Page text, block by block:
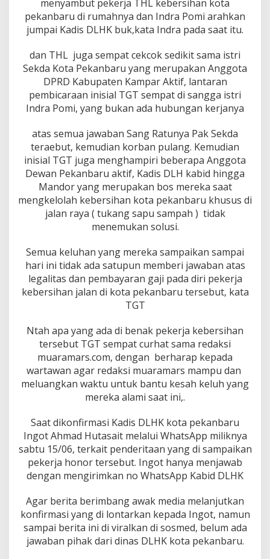
menyambut pekerja THL kebersihan kota
pekanbaru di rumahnya dan Indra Pomi arahkan
jumpai Kadis DLHK buk,kata Indra pada saat itu.
dan THL juga sempat cekcok sedikit sama istri
Sekda Kota Pekanbaru yang merupakan Anggota
DPRD Kabupaten Kampar Aktif, lantaran
pembicaraan inisial TGT sempat di sangga istri
Indra Pomi, yang bukan ada hubungan kerjanya
atas semua jawaban Sang Ratunya Pak Sekda
teraebut, kemudian korban pulang. Kemudian
inisial TGT juga menghampiri beberapa Anggota
Dewan Pekanbaru aktif, Kadis DLH kabid hingga
Mandor yang merupakan bos mereka saat
mengkelolah kebersihan kota pekanbaru khusus di
jalan raya ( tukang sapu sampah ) tidak
menemukan solusi.
Semua keluhan yang mereka sampaikan sampai
hari ini tidak ada satupun memberi jawaban atas
legalitas dan pembayaran gaji pada diri pekerja
kebersihan jalan di kota pekanbaru tersebut, kata
TGT
Ntah apa yang ada di benak pekerja kebersihan
tersebut TGT sempat curhat sama redaksi
muaramars.com, dengan berharap kepada
wartawan agar redaksi muaramars mampu dan
meluangkan waktu untuk bantu kesah keluh yang
mereka alami saat ini,.
Saat dikonfirmasi Kadis DLHK kota pekanbaru
Ingot Ahmad Hutasait melalui WhatsApp miliknya
sabtu 15/06, terkait penderitaan yang di sampaikan
pekerja honor tersebut. Ingot hanya menjawab
dengan mengirimkan no WhatsApp Kabid DLHK
Agar berita berimbang awak media melanjutkan
konfirmasi yang di lontarkan kepada Ingot, namun
sampai berita ini di viralkan di sosmed, belum ada
jawaban pihak dari dinas DLHK kota pekanbaru.